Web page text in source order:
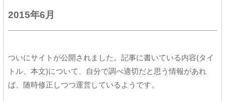
2015年6月
ついにサイトが公開されました。記事に書いている内容(タイ
トル、本文)について、自分で調べ適切だと思う情報があれ
ば、随時修正しつつ運営しているようです。